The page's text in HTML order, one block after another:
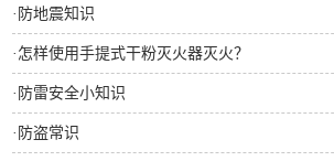
· 防地震知识
· 怎样使用手提式干粉灭火器灭火？
· 防雷安全小知识
· 防盗常识